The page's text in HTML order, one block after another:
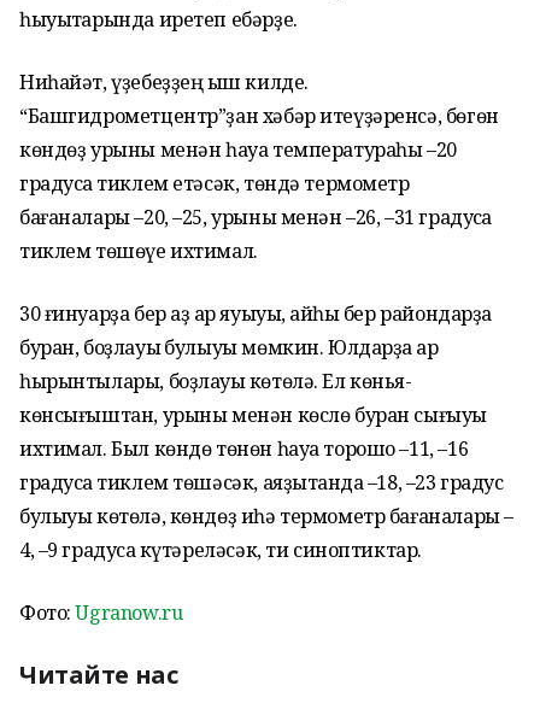
һыуыҡтарында иретеп ебәрҙе.
Ниһайәт, үҙебеҙҙең ҡыш килде.
“Башгидрометцентр”ҙан хәбәр итеүҙәренсә, бөгөн
көндөҙ урыны менән һауа температураһы –20
градусҡа тиклем етәсәк, төндә термометр
бағаналары –20, –25, урыны менән –26, –31 градусҡа
тиклем төшөүе ихтимал.
30 ғинуарҙа бер аҙ ҡар яуыуы, ҡайһы бер райондарҙа
буран, боҙлауыҡ булыуы мөмкин. Юлдарҙа ҡар
һырынтылары, боҙлауыҡ көтөлә. Ел көньяҡ-
көнсығыштан, урыны менән көслө буран сығыуы
ихтимал. Был көндө төнөн һауа торошо –11, –16
градусҡа тиклем төшәсәк, аяҙытҡанда –18, –23 градус
булыуы көтөлә, көндөҙ иһә термометр бағаналары –
4, –9 градусҡа күтәреләсәк, ти синоптиктар.
Фото:Ugranow.ru
Читайте нас